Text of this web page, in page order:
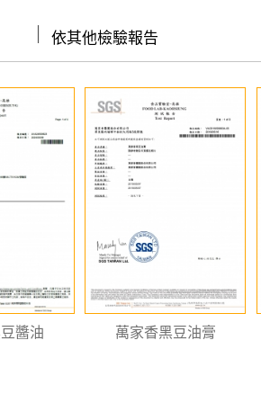
依其他檢驗報告
醬油 萬家香黑豆油膏